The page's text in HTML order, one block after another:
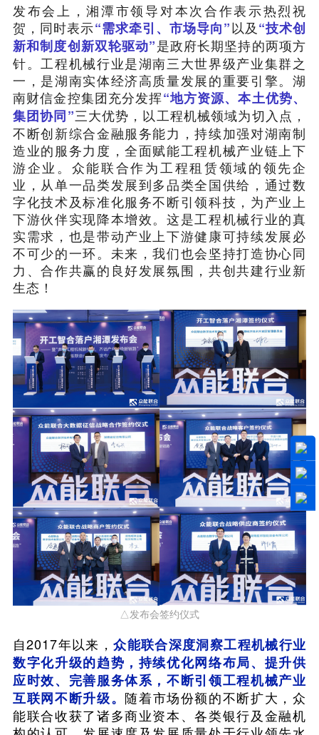
发布会上，湘潭市领导对本次合作表示热烈祝
贺，同时表示“需求牵引、市场导向”以及“技术创
新和制度创新双轮驱动”是政府长期坚持的两项方
针。工程机械行业是湖南三大世界级产业集群之
一，是湖南实体经济高质量发展的重要引擎。湖
南财信金控集团充分发挥“地方资源、本土优势、
集团协同”三大优势，以工程机械领域为切入点，
不断创新综合金融服务能力，持续加强对湖南制
造业的服务力度，全面赋能工程机械产业链上下
游企业。众能联合作为工程租赁领域的领先企
业，从单一品类发展到多品类全国供给，通过数
字化技术及标准化服务不断引领科技，为产业上
下游伙伴实现降本增效。这是工程机械行业的真
实需求，也是带动产业上下游健康可持续发展必
不可少的一环。未来，我们也会坚持打造协心同
力、合作共赢的良好发展氛围，共创共建行业新
生态！
△发布会签约仪式
自2017年以来，众能联合深度洞察工程机械行业
数字化升级的趋势，持续优化网络布局、提升供
应时效、完善服务体系，不断引领工程机械产业
互联网不断升级。 随着市场份额的不断扩大，众
能联合收获了诸多商业资本、各类银行及金融机